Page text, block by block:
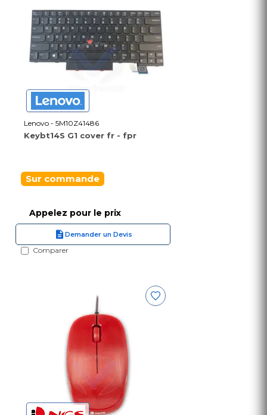
Lenovo - 5M10Z41486
Keybt14S G1 cover fr - fpr
Sur commande
Appelez pour le prix
Demander un Devis
Comparer